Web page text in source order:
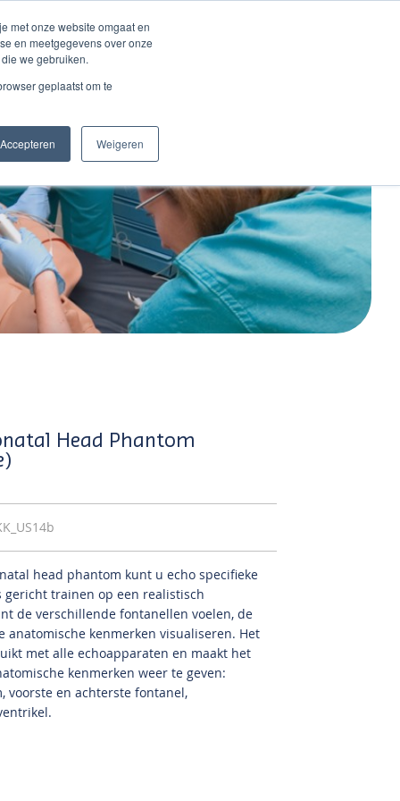
met onze website omgaat en
en meetgegevens over onze
we gebruiken.
geplaatst om te
Accepteren Weigeren
Head Phantom
head phantom kunt u echo specifieke
gericht trainen op een realistisch
de verschillende fontanellen voelen, de
anatomische kenmerken visualiseren. Het
met alle echoapparaten en maakt het
kenmerken weer te geven:
voorste en achterste fontanel,